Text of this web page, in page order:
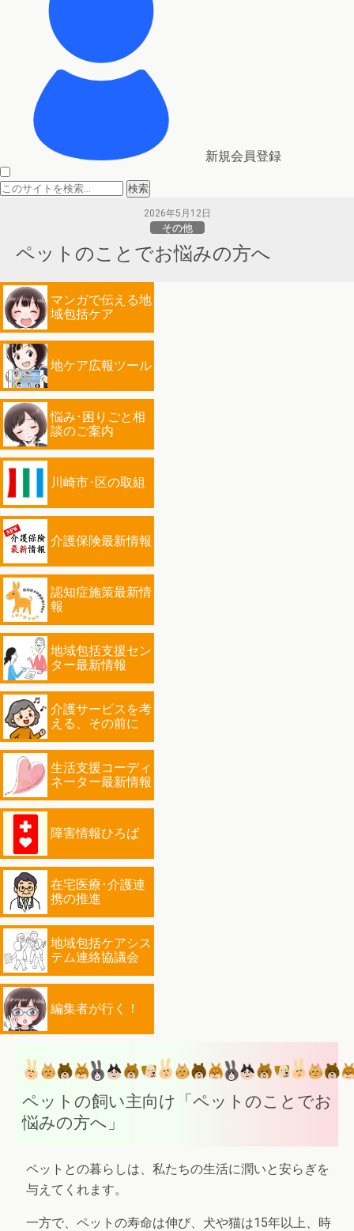
新規会員登録
2026年5月12日
その他
ペットのことでお悩みの方へ
マンガで伝える地
域包括ケア
地ケア広報ツール
悩み･困りごと相
談のご案内
川崎市･区の取組
介護保険最新情報
認知症施策最新情
報
地域包括支援セン
ター最新情報
介護サービスを考
える、その前に
生活支援コーディ
ネーター最新情報
障害情報ひろば
在宅医療･介護連
携の推進
地域包括ケアシス
テム連絡協議会
編集者が行く！
ペットの飼い主向け「ペットのことでお
悩みの方へ」
ペットとの暮らしは、私たちの生活に潤いと安らぎを
与えてくれます。
一方で、ペットの寿命は伸び、犬や猫は15年以上、時